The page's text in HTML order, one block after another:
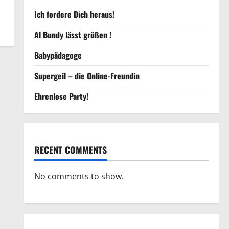
Ich fordere Dich heraus!
Al Bundy lässt grüßen !
Babypädagoge
Supergeil – die Online-Freundin
Ehrenlose Party!
RECENT COMMENTS
No comments to show.